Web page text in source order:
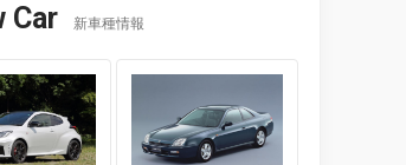
Car 新車種情報